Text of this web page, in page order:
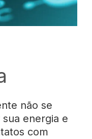
não se
energia e
com